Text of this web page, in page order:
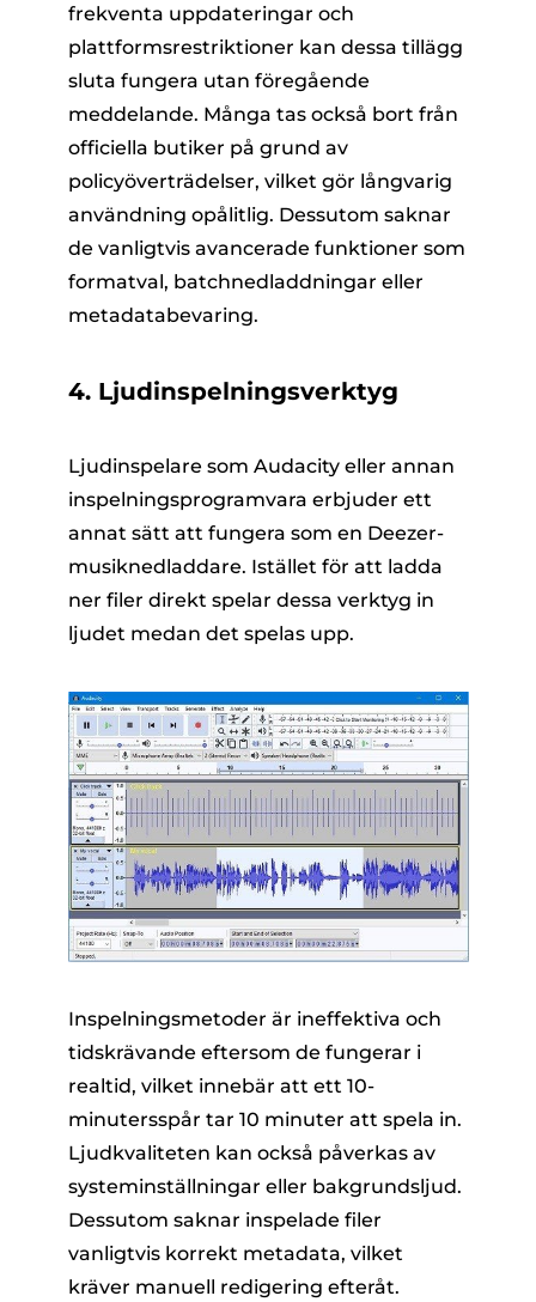
frekventa uppdateringar och
plattformsrestriktioner kan dessa tillägg
sluta fungera utan föregående
meddelande. Många tas också bort från
officiella butiker på grund av
policyöverträdelser, vilket gör långvarig
användning opålitlig. Dessutom saknar
de vanligtvis avancerade funktioner som
formatval, batchnedladdningar eller
metadatabevaring.
4. Ljudinspelningsverktyg
Ljudinspelare som Audacity eller annan
inspelningsprogramvara erbjuder ett
annat sätt att fungera som en Deezer-
musiknedladdare. Istället för att ladda
ner filer direkt spelar dessa verktyg in
ljudet medan det spelas upp.
Inspelningsmetoder är ineffektiva och
tidskrävande eftersom de fungerar i
realtid, vilket innebär att ett 10-
minutersspår tar 10 minuter att spela in.
Ljudkvaliteten kan också påverkas av
systeminställningar eller bakgrundsljud.
Dessutom saknar inspelade filer
vanligtvis korrekt metadata, vilket
kräver manuell redigering efteråt.